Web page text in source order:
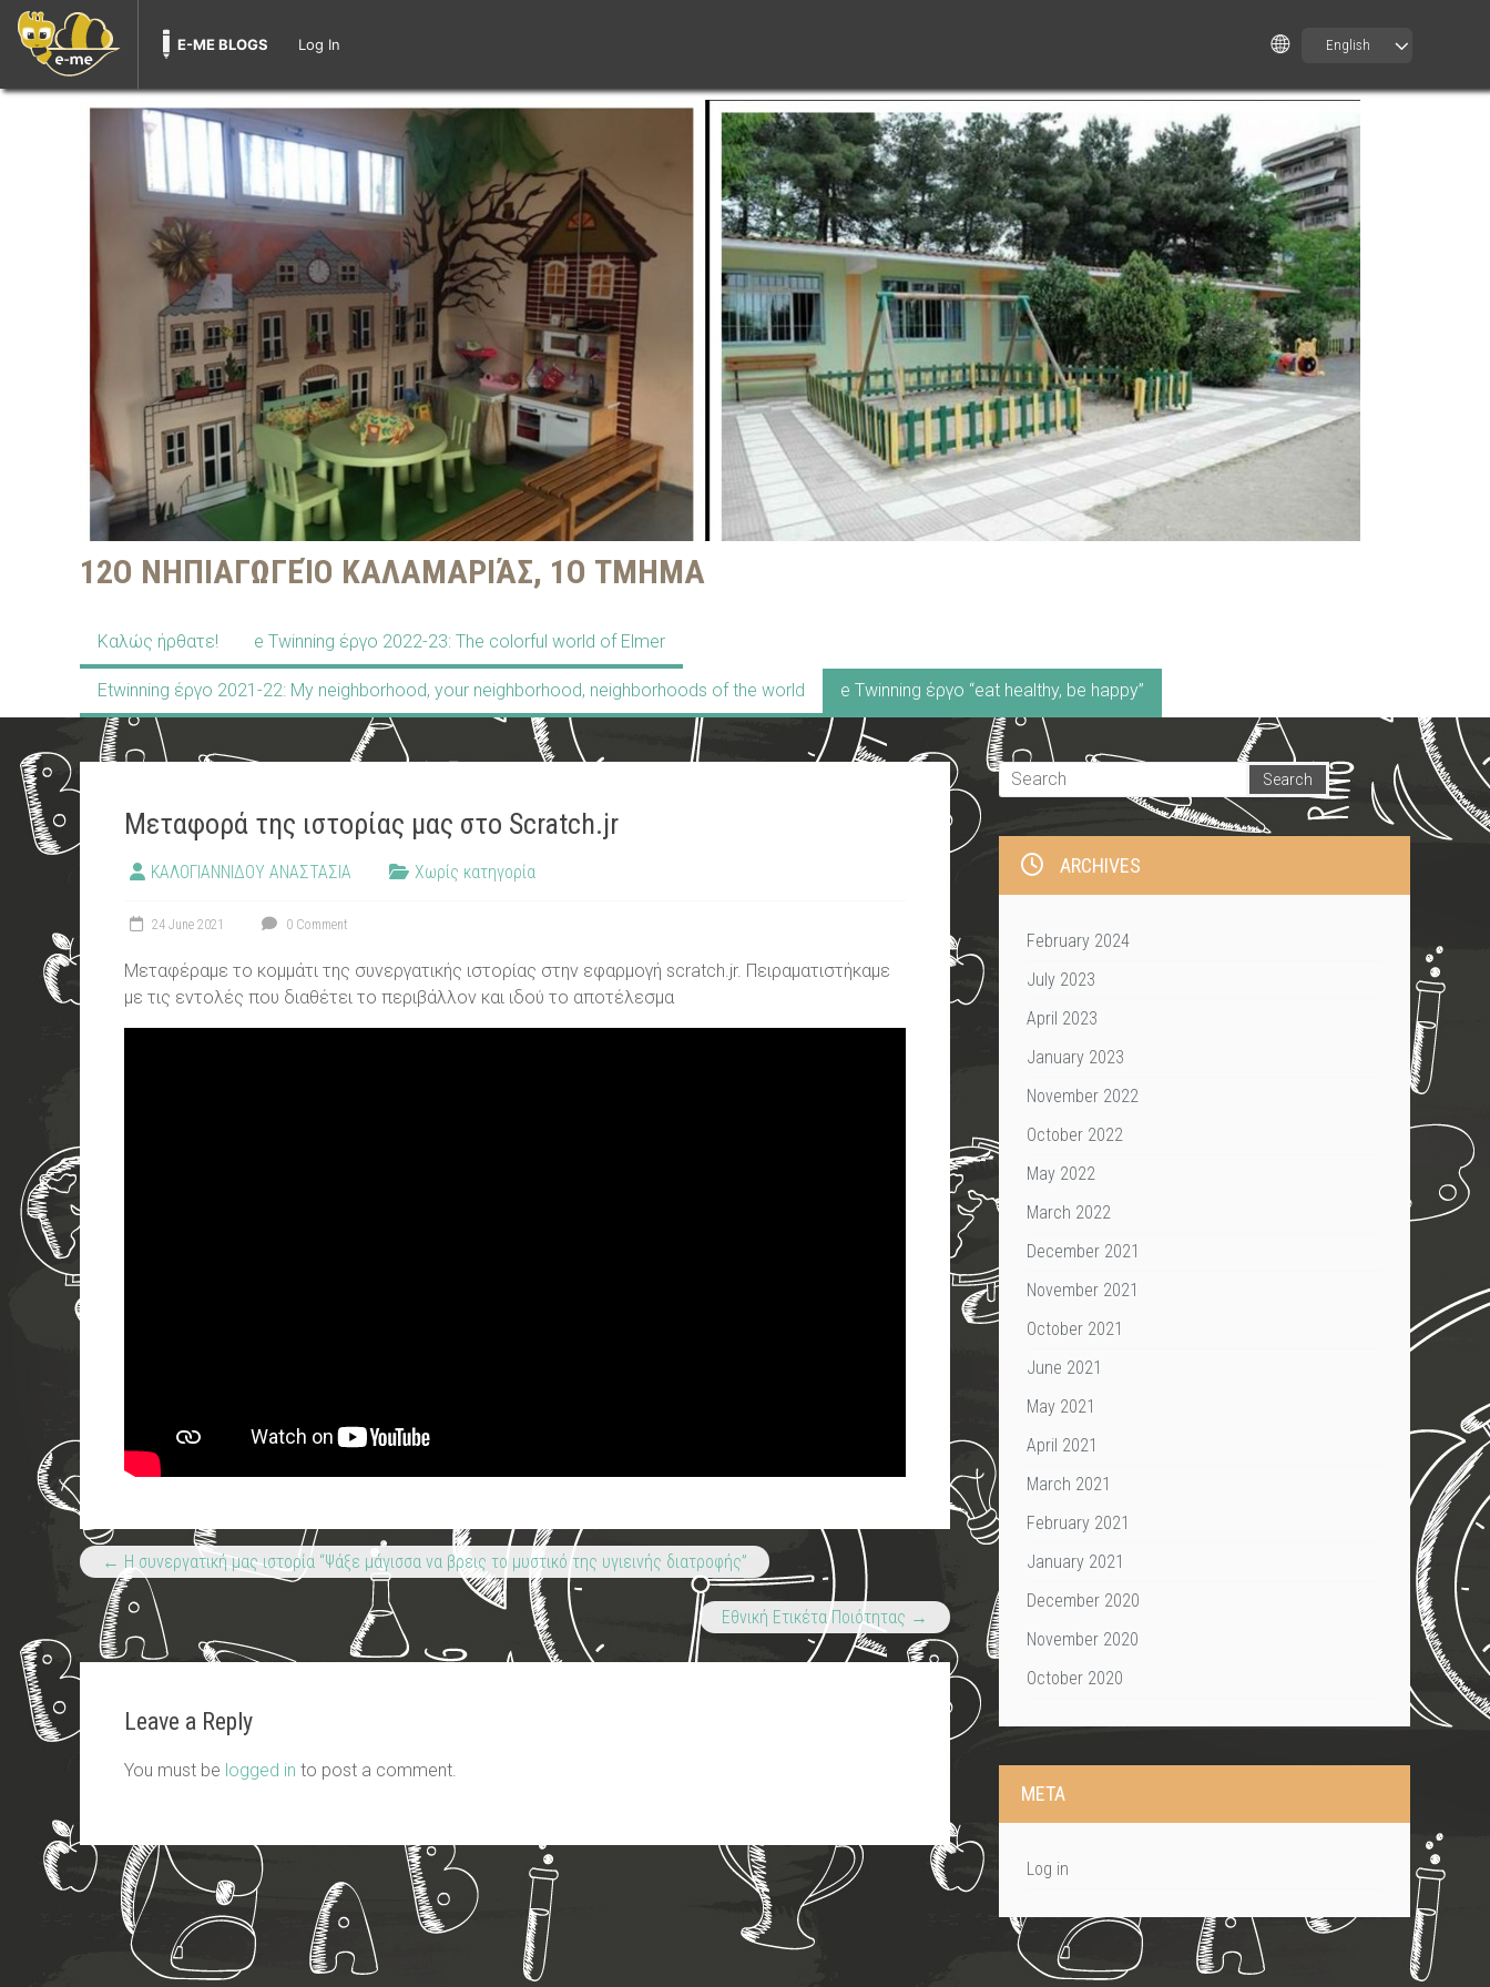
English
E-ME BLOGS Log In
Skip
12Ο ΝΗΠΙΑΓΩΓΕΊΟ ΚΑΛΑΜΑΡΙΆΣ, 1Ο ΤΜΗΜΑ
Kαλώς ήρθατε! e Twinning έργο 2022-23: The colorful world of Elmer
Etwinning έργο 2021-22: My neighborhood, your neighborhood, neighborhoods of the world e Twinning έργο “eat healthy, be happy”
Mεταφορά της ιστορίας μας στο Scratch.jr
ΚΑΛΟΓΙΑΝΝΙΔΟΥ ΑΝΑΣΤΑΣΙΑ Χωρίς κατηγορία
24 June 2021 0 Comment
Μεταφέραμε το κομμάτι της συνεργατικής ιστορίας στην εφαρμογή scratch.jr. Πειραματιστήκαμε
με τις εντολές που διαθέτει το περιβάλλον και ιδού το αποτέλεσμα
← H συνεργατική μας ιστορία “Ψάξε μάγισσα να βρεις το μυστικό της υγιεινής διατροφής”
Εθνική Ετικέτα Ποιότητας →
Leave a Reply
You must be logged in to post a comment.
ARCHIVES
February 2024
July 2023
April 2023
January 2023
November 2022
October 2022
May 2022
March 2022
December 2021
November 2021
October 2021
June 2021
May 2021
April 2021
March 2021
February 2021
January 2021
December 2020
November 2020
October 2020
META
Log in